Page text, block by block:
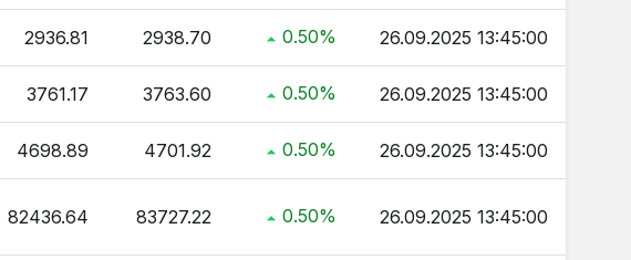
2936.81 2938.70 0.50% 26.09.2025 13:45:00
3761.17 3763.60 0.50% 26.09.2025 13:45:00
4698.89 4701.92 0.50% 26.09.2025 13:45:00
82436.64 83727.22 0.50% 26.09.2025 13:45:00